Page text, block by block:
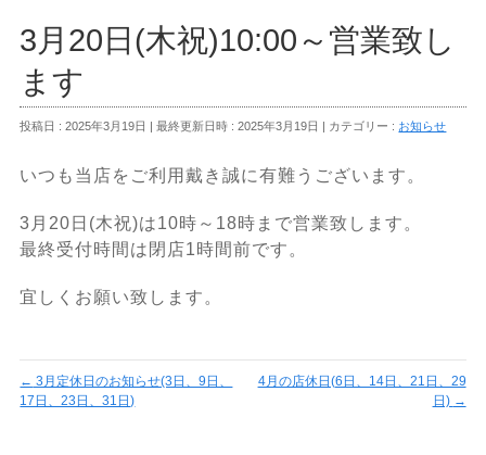
3月20日(木祝)10:00～営業致し
ます
投稿日 : 2025年3月19日 最終更新日時 : 2025年3月19日 カテゴリー : お知らせ
いつも当店をご利用戴き誠に有難うございます。
3月20日(木祝)は10時～18時まで営業致します。
最終受付時間は閉店1時間前です。
宜しくお願い致します。
← 3月定休日のお知らせ(3日、9日、
17日、23日、31日)
4月の店休日(6日、14日、21日、29
日) →